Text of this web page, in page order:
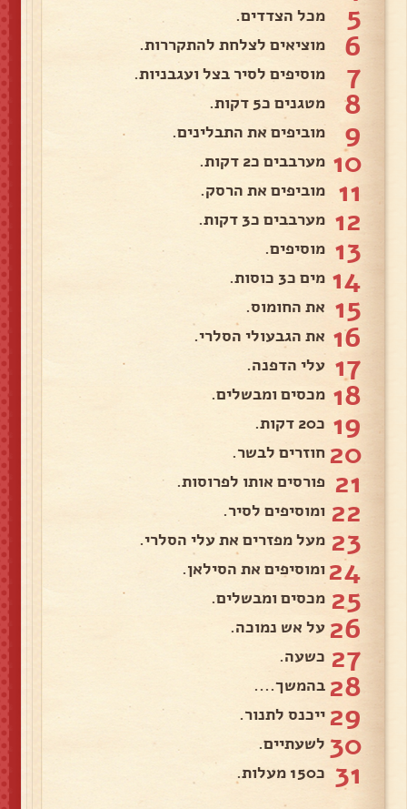
5 מכל הצדדים.
6 מוציאים לצלחת להתקררות.
7 מוסיפים לסיר בצל ועגבניות.
8 מטגנים כ5 דקות.
9 מוביפים את התבלינים.
10 מערבבים כ2 דקות.
11 מוביפים את הרסק.
12 מערבבים כ3 דקות.
13 מוסיפים.
14 מים כ3 כוסות.
15 את החומוס.
16 את הגבעולי הסלרי.
17 עלי הדפנה.
18 מכסים ומבשלים.
19 כ20 דקות.
20 חוזרים לבשר.
21 פורסים אותו לפרוסות.
22 ומוסיפים לסיר.
23 מעל מפזרים את עלי הסלרי.
24 ומוסיפים את הסילאן.
25 מכסים ומבשלים.
26 על אש נמוכה.
27 כשעה.
28 בהמשך....
29 ייכנס לתנור.
30 לשעתיים.
31 כ150 מעלות.